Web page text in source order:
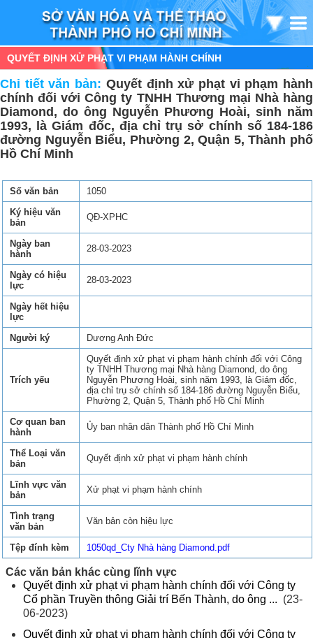
QUYẾT ĐỊNH XỬ PHẠT VI PHẠM HÀNH CHÍNH
Chi tiết văn bản: Quyết định xử phạt vi phạm hành
chính đối với Công ty TNHH Thương mại Nhà hàng
Diamond, do ông Nguyễn Phương Hoài, sinh năm
1993, là Giám đốc, địa chỉ trụ sở chính số 184-186
đường Nguyễn Biểu, Phường 2, Quận 5, Thành phố
Hồ Chí Minh
Số văn bản
1050
Ký hiệu văn
bản
QĐ-XPHC
Ngày ban
hành
28-03-2023
Ngày có hiệu
lực
28-03-2023
Ngày hết hiệu
lực
Người ký
Dương Anh Đức
Trích yếu
Quyết định xử phạt vi phạm hành chính đối với Công
ty TNHH Thương mại Nhà hàng Diamond, do ông
Nguyễn Phương Hoài, sinh năm 1993, là Giám đốc,
địa chỉ trụ sở chính số 184-186 đường Nguyễn Biểu,
Phường 2, Quận 5, Thành phố Hồ Chí Minh
Cơ quan ban
hành
Ủy ban nhân dân Thành phố Hồ Chí Minh
Thể Loại văn
bản
Quyết định xử phạt vi phạm hành chính
Lĩnh vực văn
bản
Xử phạt vi phạm hành chính
Tình trạng
văn bản
Văn bản còn hiệu lực
Tệp đính kèm 1050qd_Cty Nhà hàng Diamond.pdf
Các văn bản khác cùng lĩnh vực
Quyết định xử phạt vi phạm hành chính đối với Công ty
Cổ phần Truyền thông Giải trí Bến Thành, do ông ... (23-
06-2023)
Quyết định xử phạt vi phạm hành chính đối với Công ty